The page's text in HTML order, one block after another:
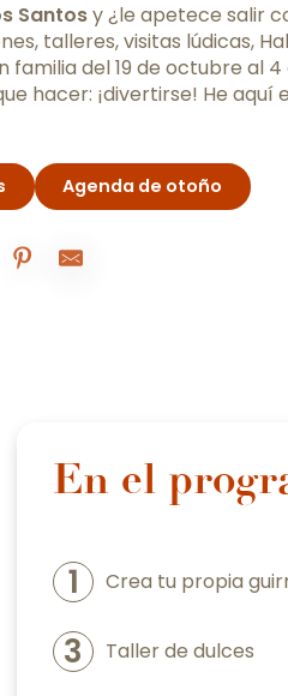
Santosy ¿le apetece salir
talleres, visitas lúdicas,
del 19 de octubre al
hacer: ¡divertirse! He aquí
Agenda de otoño
En el
1 Crea tu propia
3 Taller de dulces